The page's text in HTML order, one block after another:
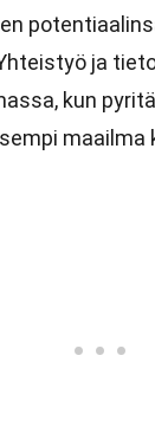
ja
kun
maailma